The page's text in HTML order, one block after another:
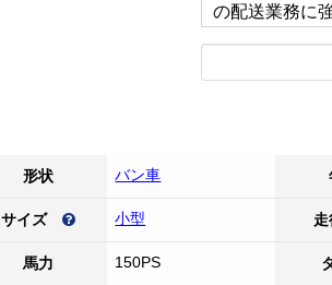
の配送業務に
■ 各種オプシ
■ 日本全国登
形状 バン車
サイズ 小型
馬力 150PS